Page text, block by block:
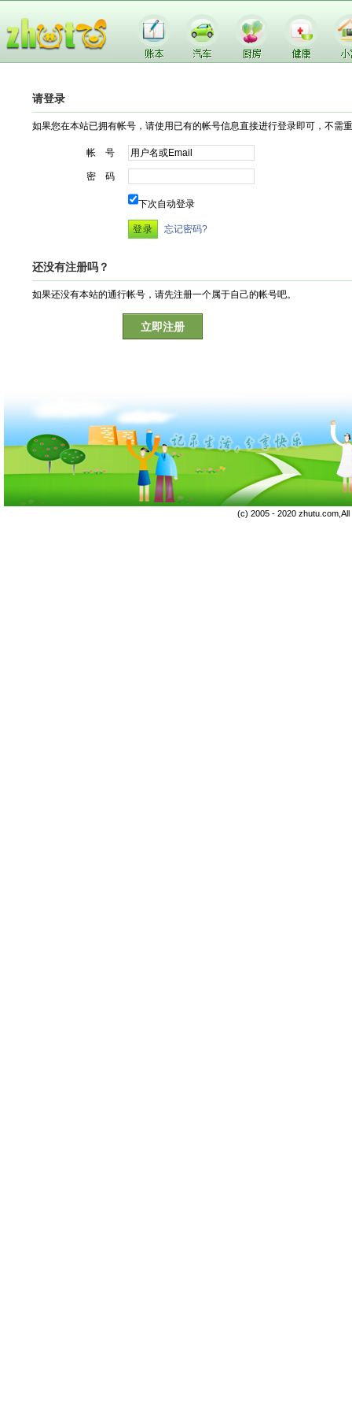
请登录
如果您在本站已拥有帐号，请使用已有的帐号信息直接进行登录即可，不需
帐 号
密 码
下次自动登录
忘记密码?
还没有注册吗？
如果还没有本站的通行帐号，请先注册一个属于自己的帐号吧。
立即注册
(c) 2005 - 2020